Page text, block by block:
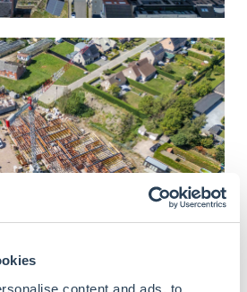
content and ads, to